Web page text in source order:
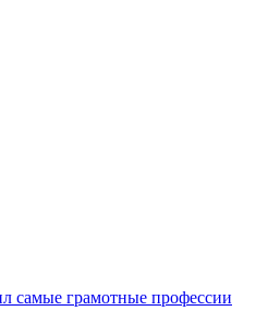
самые грамотные профессии